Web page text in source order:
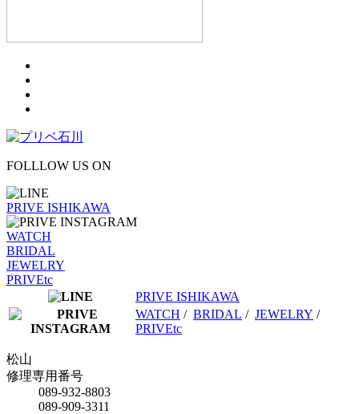
FOLLLOW US ON
PRIVE ISHIKAWA
WATCH
BRIDAL
JEWELRY
PRIVEtc
PRIVE ISHIKAWA
WATCH / BRIDAL / JEWELRY /
PRIVEtc
松山
修理専用番号
089-932-8803
089-909-3311